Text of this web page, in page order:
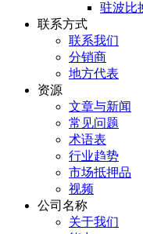
驻波比
联系方式
联系我们
分销商
地方代表
资源
文章与新闻
常见问题
术语表
行业趋势
市场抵押品
视频
公司名称
关于我们